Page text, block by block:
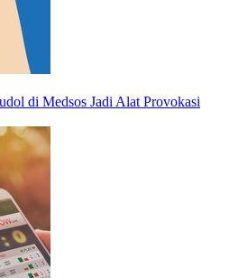
di Medsos Jadi Alat Provokasi